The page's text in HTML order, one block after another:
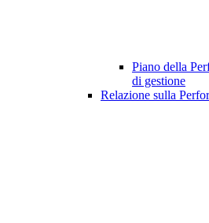
Piano della
di gestione
Relazione sulla